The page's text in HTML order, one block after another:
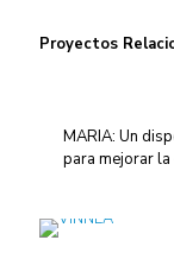
Proyectos
MARIA: Un
para mejorar la